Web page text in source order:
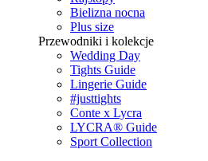
Bielizna nocna
Plus size
Przewodniki i kolekcje
Wedding Day
Tights Guide
Lingerie Guide
#justtights
Conte x Lycra
LYCRA® Guide
Sport Сollection